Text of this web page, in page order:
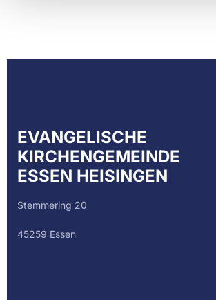
EVANGELISCHE
KIRCHENGEMEINDE
ESSEN HEISINGEN
Stemmering 20
45259 Essen